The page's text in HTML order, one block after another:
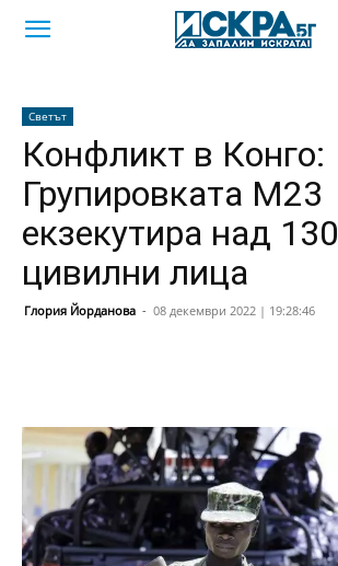
Светът
Конфликт в Конго:
Групировката M23
екзекутира над 130
цивилни лица
Глория Йорданова - 08 декември 2022 | 19:28:46